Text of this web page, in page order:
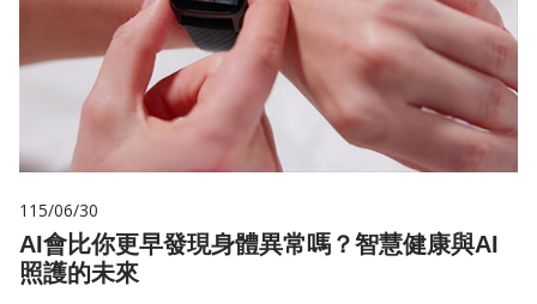
115/06/30
AI會比你更早發現身體異常嗎？智慧健康與AI
照護的未來